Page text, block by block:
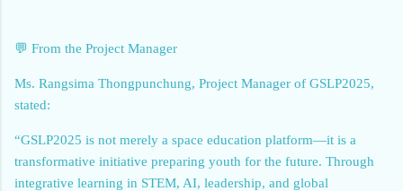
💬 From the Project Manager
Ms. Rangsima Thongpunchung, Project Manager of GSLP2025,
stated:
“GSLP2025 is not merely a space education platform—it is a
transformative initiative preparing youth for the future. Through
integrative learning in STEM, AI, leadership, and global